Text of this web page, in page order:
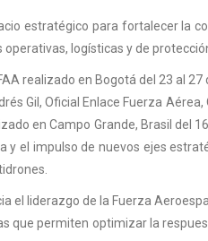
estratégico para fortalecer la
logísticas y de
realizado en Bogotá del 23 al
Gil, Oficial Enlace Fuerza Aérea,
en Campo Grande, Brasil del
el impulso de nuevos ejes
el liderazgo de la Fuerza
que permiten optimizar la